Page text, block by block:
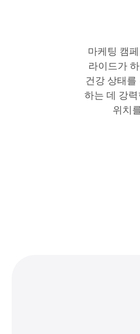
마케팅 캠
라이드가
건강 상태
하는 데 강
위치